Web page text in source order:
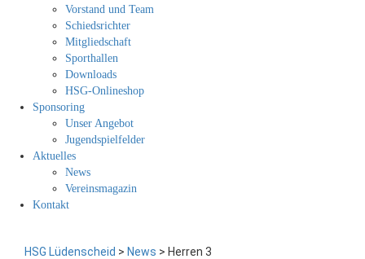
Vorstand und Team
Schiedsrichter
Mitgliedschaft
Sporthallen
Downloads
HSG-Onlineshop
Sponsoring
Unser Angebot
Jugendspielfelder
Aktuelles
News
Vereinsmagazin
Kontakt
HSG Lüdenscheid > News > Herren 3